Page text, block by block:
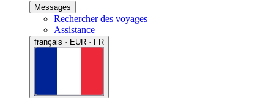
Messages
Rechercher des voyages
Assistance
français · EUR · FR